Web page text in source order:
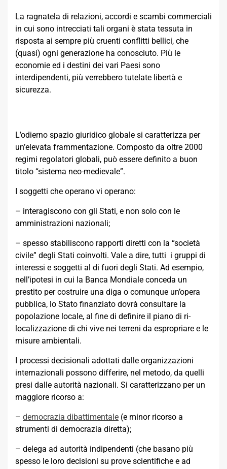
La ragnatela di relazioni, accordi e scambi commerciali
in cui sono intrecciati tali organi è stata tessuta in
risposta ai sempre più cruenti conflitti bellici, che
(quasi) ogni generazione ha conosciuto. Più le
economie ed i destini dei vari Paesi sono
interdipendenti, più verrebbero tutelate libertà e
sicurezza.
L’odierno spazio giuridico globale si caratterizza per
un’elevata frammentazione. Composto da oltre 2000
regimi regolatori globali, può essere definito a buon
titolo “sistema neo-medievale”.
I soggetti che operano vi operano:
– interagiscono con gli Stati, e non solo con le
amministrazioni nazionali;
– spesso stabiliscono rapporti diretti con la “società
civile” degli Stati coinvolti. Vale a dire, tutti i gruppi di
interessi e soggetti al di fuori degli Stati. Ad esempio,
nell’ipotesi in cui la Banca Mondiale conceda un
prestito per costruire una diga o comunque un’opera
pubblica, lo Stato finanziato dovrà consultare la
popolazione locale, al fine di definire il piano di ri-
localizzazione di chi vive nei terreni da espropriare e le
misure ambientali.
I processi decisionali adottati dalle organizzazioni
internazionali possono differire, nel metodo, da quelli
presi dalle autorità nazionali. Si caratterizzano per un
maggiore ricorso a:
– democrazia dibattimentale (e minor ricorso a
strumenti di democrazia diretta);
– delega ad autorità indipendenti (che basano più
spesso le loro decisioni su prove scientifiche e ad